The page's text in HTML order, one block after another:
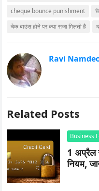
cheque bounce punishment
चेक बाउंस होने पर क्या सजा मिलती है
Ravi
Related Posts
Business
1 अप्रैल
नियम,